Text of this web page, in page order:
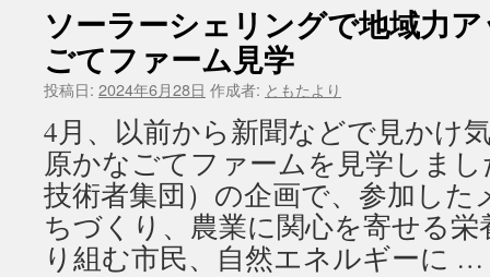
ソーラーシェリングで地域力
ごてファーム見学
投稿日: 2024年6月28日 作成者: ともたより
4月、以前から新聞などで見かけ
原かなごてファームを見学しま
技術者集団）の企画で、参加した
ちづくり、農業に関心を寄せる
り組む市民、自然エネルギーに …